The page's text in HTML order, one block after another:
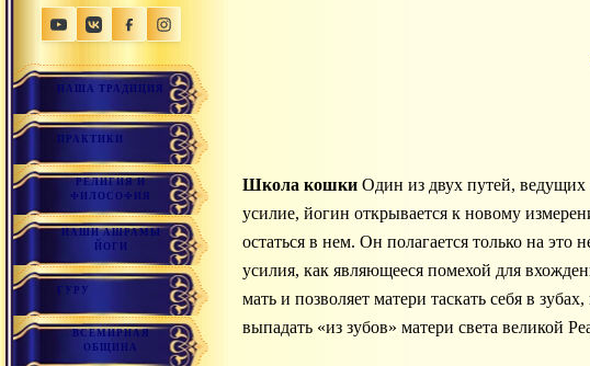
НАША ТРАДИЦИЯ
ПРАКТИКИ
РЕЛИГИЯ И
ФИЛОСОФИЯ
НАШИ АШРАМЫ
ЙОГИ
ГУРУ
ВСЕМИРНАЯ
ОБЩИНА
школа кошки Один из двух путей,
усилие, йогин открывается к новому
остаться в нем. Он полагается только на это
усилия, как являющееся помехой для
мать и позволяет матери таскать себя в
выпадать «из зубов» матери света великой